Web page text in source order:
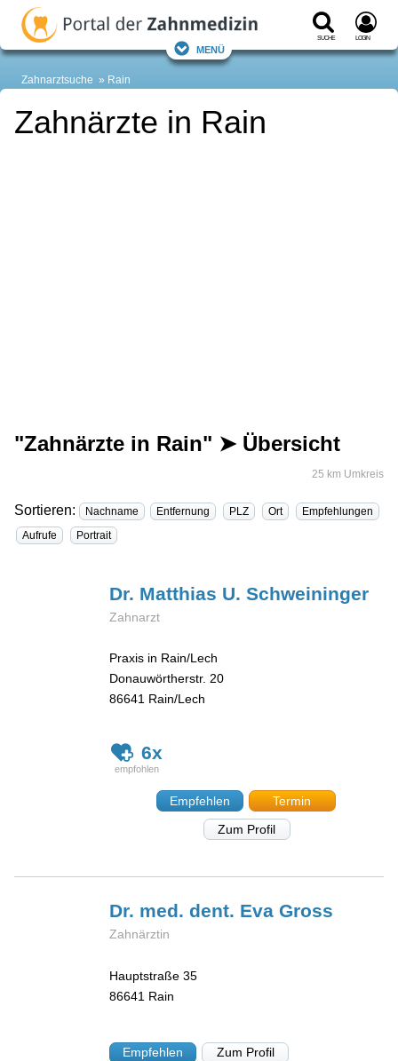
Suche Login
Menü
Zahnarztsuche Rain
Zahnärzte in Rain
"Zahnärzte in Rain" ➤ Übersicht
25 km Umkreis
Sortieren: Nachname Entfernung PLZ Ort
Empfehlungen
Aufrufe
Portrait
Dr. Matthias U.Schweininger
Zahnarzt
Praxis in Rain/Lech
Donauwörtherstr. 20
86641 Rain/Lech
6x
Empfehlen
Termin
Zum Profil
Dr. med. dent. EvaGross
Zahnärztin
Hauptstraße 35
86641 Rain
Empfehlen Zum Profil